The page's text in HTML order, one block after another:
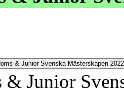
& Junior Svenska Mästerskapen 2022
& Junior